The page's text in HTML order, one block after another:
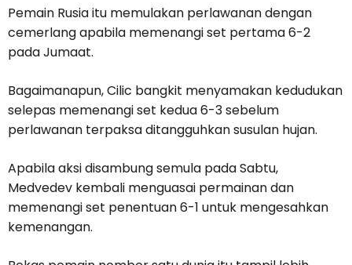
Pemain Rusia itu memulakan perlawanan dengan
cemerlang apabila memenangi set pertama 6-2
pada Jumaat.
Bagaimanapun, Cilic bangkit menyamakan kedudukan
selepas memenangi set kedua 6-3 sebelum
perlawanan terpaksa ditangguhkan susulan hujan.
Apabila aksi disambung semula pada Sabtu,
Medvedev kembali menguasai permainan dan
memenangi set penentuan 6-1 untuk mengesahkan
kemenangan.